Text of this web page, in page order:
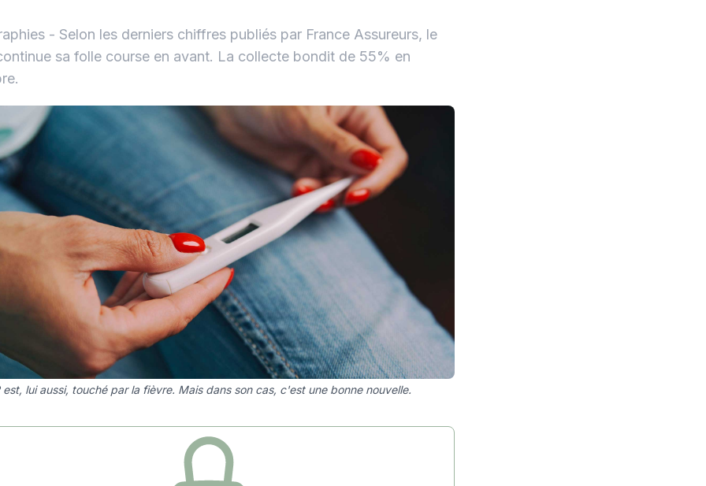
- Selon les derniers chiffres publiés par France Assureurs, le
sa folle course en avant. La collecte bondit de 55% en
est, lui aussi, touché par la fièvre. Mais dans son cas, c'est une bonne nouvelle.